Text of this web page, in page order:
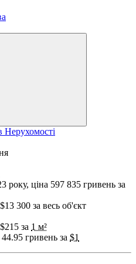
Нерухомості
року, ціна 597 835 гривень за
300 за весь об'єкт
за 1 м²
гривень за $1